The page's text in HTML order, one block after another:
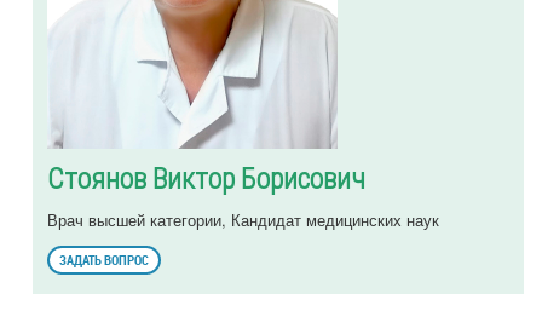
Стоянов Виктор Борисович
Врач высшей категории, Кандидат медицинских наук
ЗАДАТЬ ВОПРОС